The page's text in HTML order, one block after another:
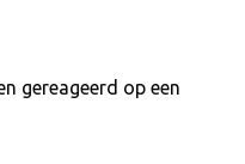
gereageerd op een